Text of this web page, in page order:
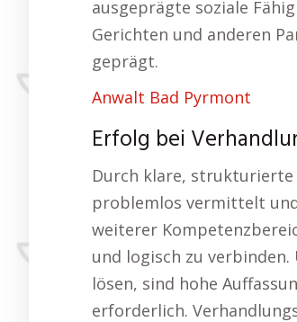
ausgeprägte soziale
Gerichten und anderen
geprägt.
Anwalt Bad Pyrmont
Erfolg bei
Durch klare, strukturierte
problemlos vermittelt
weiterer
und logisch zu
lösen, sind hohe
erforderlich.